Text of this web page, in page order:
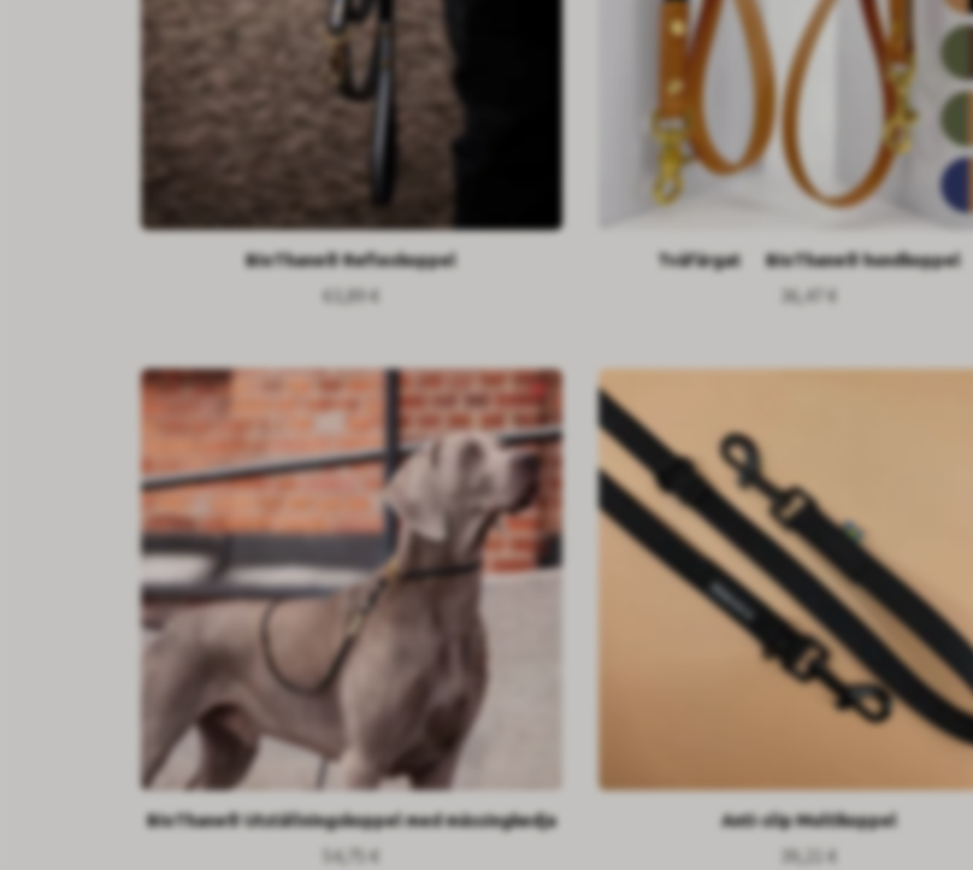
BioThane® Reflexkoppel
63,89 €
Tvåfärgat BioThane® hundkoppel
36,47 €
BioThane® Utställningskoppel med mässingkedja
54,75 €
Anti-slip Multikoppel
39,21 €